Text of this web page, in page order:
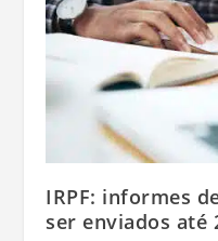
IRPF: informes
ser enviados até